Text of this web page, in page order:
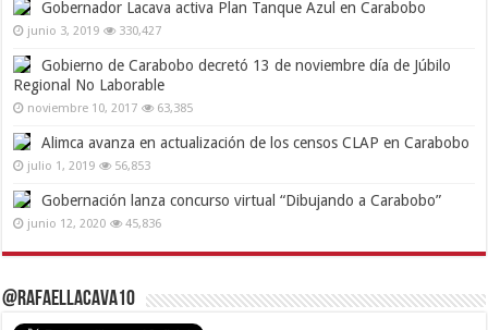
Gobernador Lacava activa Plan Tanque Azul en Carabobo
junio 3, 2019 330,427
Gobierno de Carabobo decretó 13 de noviembre día de Júbilo
Regional No Laborable
noviembre 10, 2017 63,385
Alimca avanza en actualización de los censos CLAP en Carabobo
julio 1, 2019 56,853
Gobernación lanza concurso virtual “Dibujando a Carabobo”
junio 12, 2020 45,836
@RafaelLacava10